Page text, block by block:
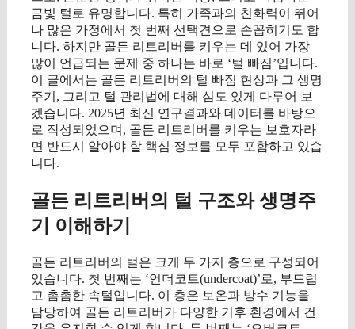
금빛 털로 유명합니다. 특히 가족과의 친화력이 뛰어
나 많은 가정에서 첫 번째 선택견으로 손꼽히기도 합
니다. 하지만 골든 리트리버를 키우는 데 있어 가장
많이 언급되는 문제 중 하나는 바로 ‘털 빠짐’입니다.
이 글에서는 골든 리트리버의 털 빠짐 현상과 그 생명
주기, 그리고 털 관리법에 대해 심도 있게 다루어 보
겠습니다. 2025년 최신 연구결과와 데이터를 바탕으
로 작성되었으며, 골든 리트리버를 키우는 보호자라
면 반드시 알아야 할 핵심 정보를 모두 포함하고 있습
니다.
골든 리트리버의 털 구조와 생명주
기 이해하기
골든 리트리버의 털은 크게 두 가지 층으로 구성되어
있습니다. 첫 번째는 ‘언더코트(undercoat)’로, 부드럽
고 촘촘한 속털입니다. 이 층은 보온과 방수 기능을
담당하여 골든 리트리버가 다양한 기후 환경에서 건